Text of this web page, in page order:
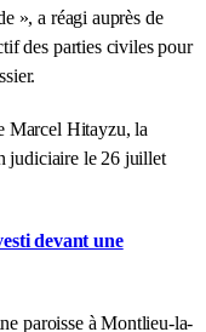
», a réagi auprès de
des parties civiles pour
Marcel Hitayzu, la
judiciaire le 26 juillet
devant une
paroisse à Montlieu-la-